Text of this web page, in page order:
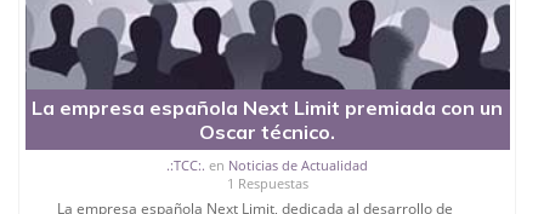
La empresa española Next Limit premiada con un
Oscar técnico.
.:TCC:. en Noticias de Actualidad
1 Respuestas
La empresa española Next Limit, dedicada al desarrollo de